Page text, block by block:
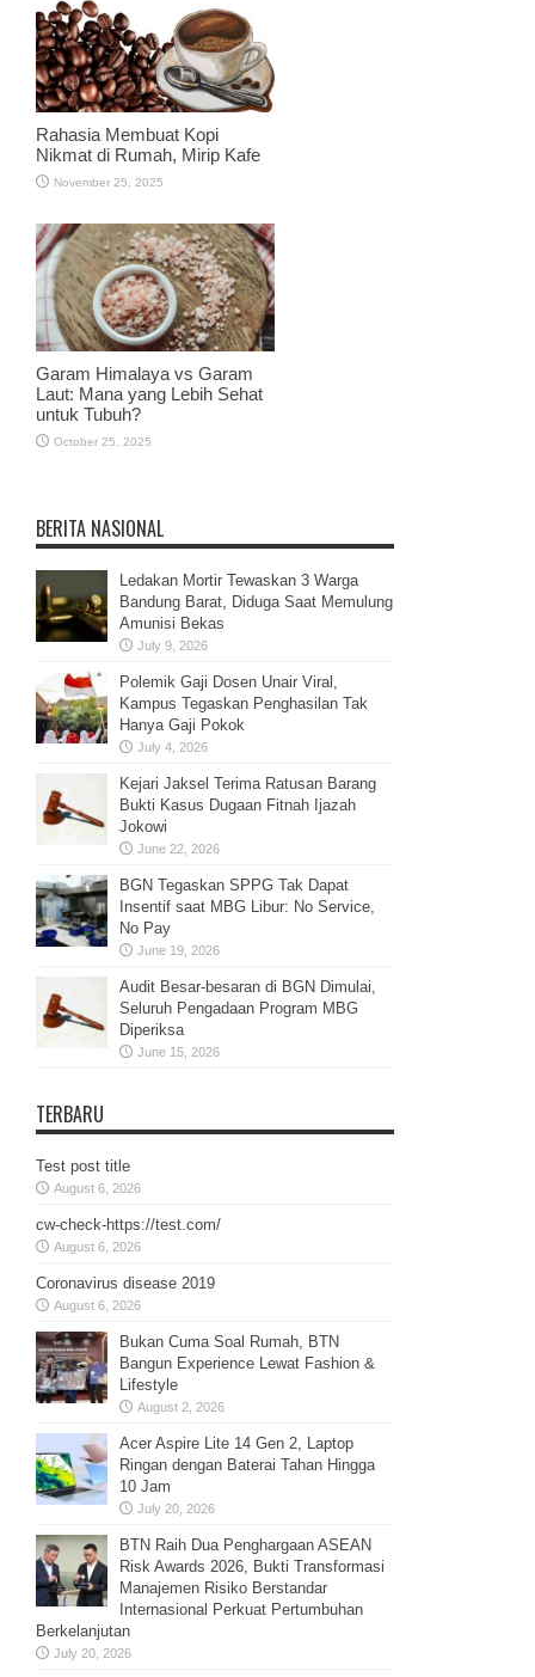
Rahasia Membuat Kopi
Nikmat di Rumah, Mirip Kafe
November 25, 2025
Garam Himalaya vs Garam
Laut: Mana yang Lebih Sehat
untuk Tubuh?
October 25, 2025
BERITA NASIONAL
Ledakan Mortir Tewaskan 3 Warga
Bandung Barat, Diduga Saat Memulung
Amunisi Bekas
July 9, 2026
Polemik Gaji Dosen Unair Viral,
Kampus Tegaskan Penghasilan Tak
Hanya Gaji Pokok
July 4, 2026
Kejari Jaksel Terima Ratusan Barang
Bukti Kasus Dugaan Fitnah Ijazah
Jokowi
June 22, 2026
BGN Tegaskan SPPG Tak Dapat
Insentif saat MBG Libur: No Service,
No Pay
June 19, 2026
Audit Besar-besaran di BGN Dimulai,
Seluruh Pengadaan Program MBG
Diperiksa
June 15, 2026
TERBARU
Test post title
August 6, 2026
cw-check-https://test.com/
August 6, 2026
Coronavirus disease 2019
August 6, 2026
Bukan Cuma Soal Rumah, BTN
Bangun Experience Lewat Fashion &
Lifestyle
August 2, 2026
Acer Aspire Lite 14 Gen 2, Laptop
Ringan dengan Baterai Tahan Hingga
10 Jam
July 20, 2026
BTN Raih Dua Penghargaan ASEAN
Risk Awards 2026, Bukti Transformasi
Manajemen Risiko Berstandar
Internasional Perkuat Pertumbuhan
Berkelanjutan
July 20, 2026